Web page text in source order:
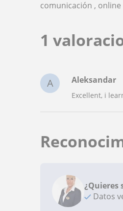
comunicación ,
1
A Aleksandar
Excellent, i
¿Quieres
Datos